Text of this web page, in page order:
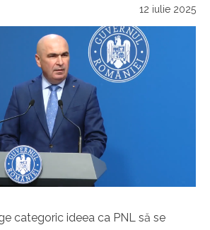
12 iulie 2025
categoric ideea ca PNL să se